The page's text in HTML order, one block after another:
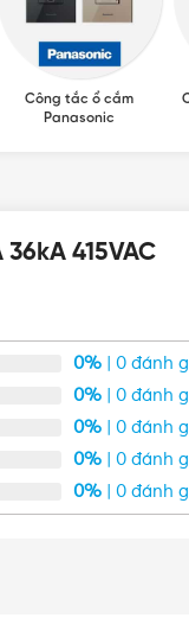
Công tắc ổ cắm
Panasonic
415VAC
0% | 0 đánh
0% | 0 đánh
0% | 0 đánh
0% | 0 đánh
0% | 0 đánh